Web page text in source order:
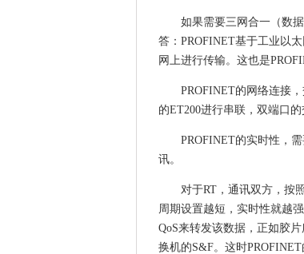
如果需要三网合一（数
答：PROFINET基于工业以
网上进行传输。这也是
PROFINET的网络连接
的ET200进行串联，双端口的
PROFINET的实时性，
讯。
对于RT，通讯双方，按
周期设置越短，实时性就越
QoS来转发该数据，正如胶
换机的S&F。这时